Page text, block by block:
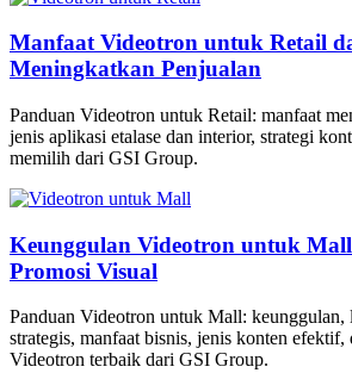
Manfaat Videotron untuk Retail
Meningkatkan Penjualan
Panduan Videotron untuk Retail: manfaat
jenis aplikasi etalase dan interior, strategi
memilih dari GSI Group.
Keunggulan Videotron untuk Mall
Promosi Visual
Panduan Videotron untuk Mall: keunggulan,
strategis, manfaat bisnis, jenis konten
Videotron terbaik dari GSI Group.